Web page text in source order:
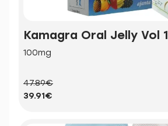
Kamagra Oral Jelly Vol 1
100mg
47.89€
39.91€